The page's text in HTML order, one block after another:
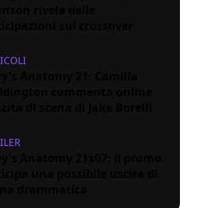
Anatomy 21: Camilla
commenta online
Anatomy 21x07: il promo
una possibile uscita di